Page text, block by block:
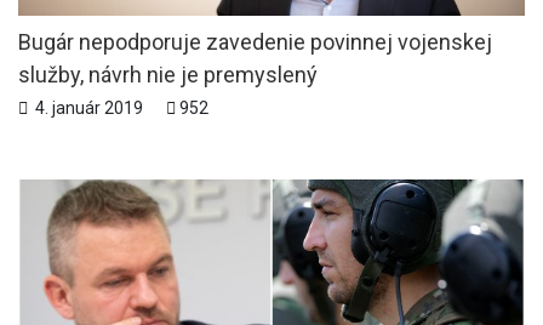
Bugár nepodporuje zavedenie povinnej vojenskej
služby, návrh nie je premyslený
4. január 2019 952